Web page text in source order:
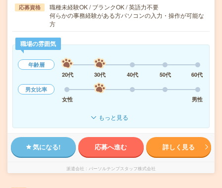
応募資格
職種未経験OK / ブランクOK / 英語力不要
何らかの事務経験がある方パソコンの入力・操作が可能な
方
職場の雰囲気
年齢層
20代
30代 40代 50代
60代
男女比率
女性
男性
もっと見る
気になる! 応募へ進む 詳しく見る
派遣会社 パーソルテンプスタッフ株式会社